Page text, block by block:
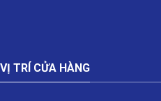
VỊ TRÍ CỬA HÀNG